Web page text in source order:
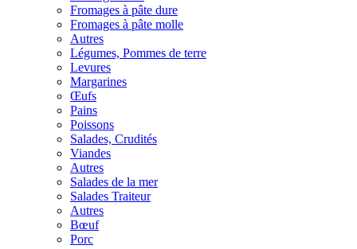
Fromages à pâte dure
Fromages à pâte molle
Autres
Légumes, Pommes de terre
Levures
Margarines
Œufs
Pains
Poissons
Salades, Crudités
Viandes
Autres
Salades de la mer
Salades Traiteur
Autres
Bœuf
Porc